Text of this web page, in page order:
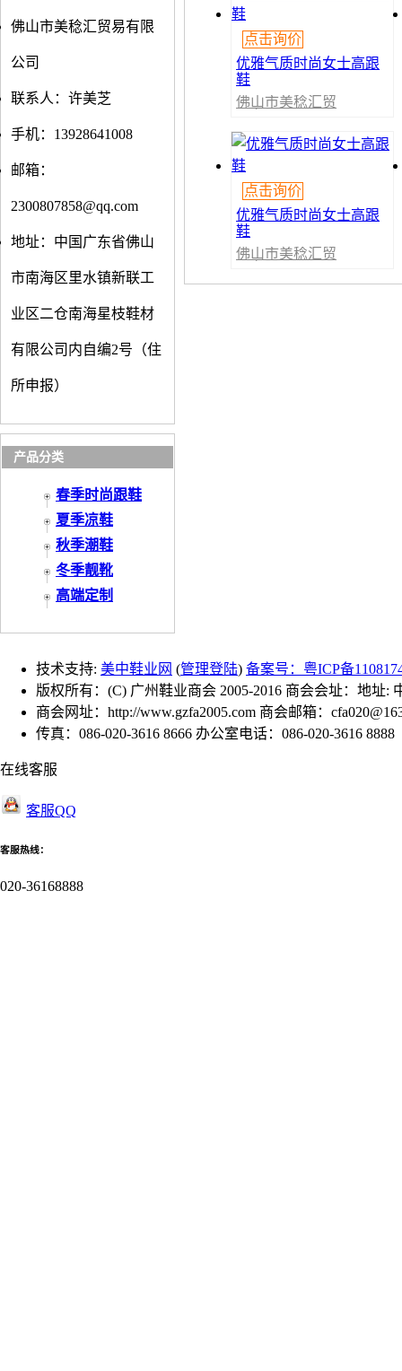
佛山市美稔汇贸易有限
公司
联系人：许美芝
手机：13928641008
邮箱：
2300807858@qq.com
地址：中国广东省佛山
市南海区里水镇新联工
业区二仓南海星枝鞋材
有限公司内自编2号（住
所申报）
产品分类
春季时尚跟鞋
夏季凉鞋
秋季潮鞋
冬季靓靴
高端定制
点击询价
优雅气质时尚女士高跟
鞋
佛山市美稔汇贸
点击询价
优雅气质时尚女士高跟
鞋
佛山市美稔汇贸
技术支持: 美中鞋业网 (管理登陆) 备案号：粤ICP备
版权所有：(C) 广州鞋业商会 2005-2016 商会会址：地址:
商会网址：http://www.gzfa2005.com 商会邮箱：
传真：086-020-3616 8666 办公室电话：086-020-3616 8888
在线客服
客服QQ
客服热线：
020-36168888